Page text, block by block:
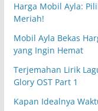
Harga Mobil Ayla:
Meriah!
Mobil Ayla Bekas
yang Ingin Hemat
Terjemahan Lirik
Glory OST Part 1
Kapan Idealnya